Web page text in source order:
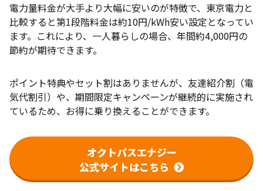
電力量料金が大手より大幅に安いのが特徴で、東京電力と
比較すると第1段階料金は約10円/kWh安い設定となってい
ます。これにより、一人暮らしの場合、年間約4,000円の
節約が期待できます。
ポイント特典やセット割はありませんが、友達紹介割（電
気代割引）や、期間限定キャンペーンが継続的に実施され
ているため、お得に乗り換えることができます。
オクトパスエナジー
公式サイトはこちら